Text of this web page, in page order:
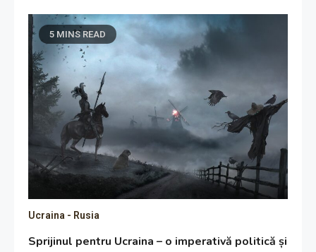
5 MINS READ
Ucraina - Rusia
Sprijinul pentru Ucraina – o imperativă politică și